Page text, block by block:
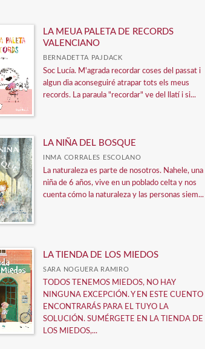
LA MEUA PALETA DE RECORDS
VALENCIANO
BERNADETTA PAJDACK
Soc Lucía. M'agrada recordar coses del passat i
algun dia aconseguiré atrapar tots els meus
records. La paraula "recordar" ve del llatí i si...
LA NIÑA DEL BOSQUE
INMA CORRALES ESCOLANO
La naturaleza es parte de nosotros. Nahele, una
niña de 6 años, vive en un poblado celta y nos
cuenta cómo la naturaleza y las personas siem...
LA TIENDA DE LOS MIEDOS
SARA NOGUERA RAMIRO
TODOS TENEMOS MIEDOS, NO HAY
NINGUNA EXCEPCIÓN. Y EN ESTE CUENTO
ENCONTRARÁS PARA EL TUYO LA
SOLUCIÓN. SUMÉRGETE EN LA TIENDA DE
LOS MIEDOS,...